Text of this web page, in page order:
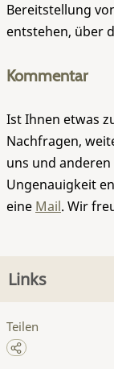
Bereitstellung
entstehen, über
Kommentar
Ist Ihnen etwas
Nachfragen,
uns und
Ungenauigkeit
eine Mail. Wir
Links
Teilen